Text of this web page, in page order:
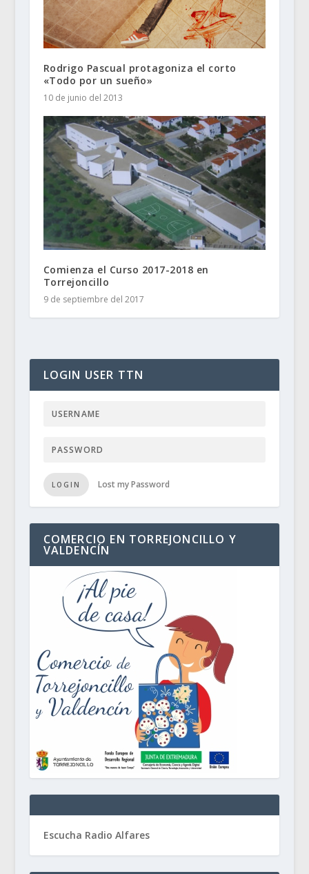
Rodrigo Pascual protagoniza el corto
«Todo por un sueño»
10 de junio del 2013
Comienza el Curso 2017-2018 en
Torrejoncillo
9 de septiembre del 2017
LOGIN USER TTN
LOGIN Lost my Password
COMERCIO EN TORREJONCILLO Y
VALDENCÍN
Escucha Radio Alfares